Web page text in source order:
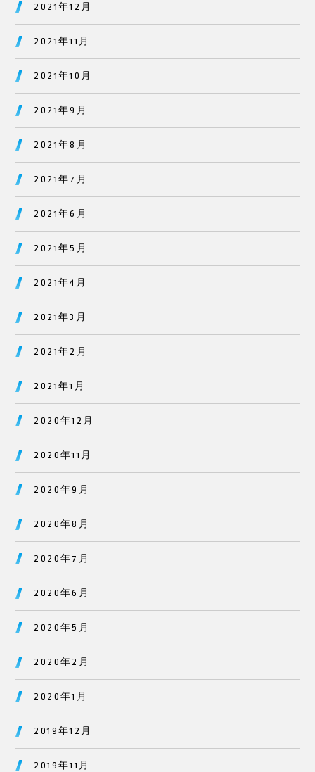
2021年12月
2021年11月
2021年10月
2021年9月
2021年8月
2021年7月
2021年6月
2021年5月
2021年4月
2021年3月
2021年2月
2021年1月
2020年12月
2020年11月
2020年9月
2020年8月
2020年7月
2020年6月
2020年5月
2020年2月
2020年1月
2019年12月
2019年11月